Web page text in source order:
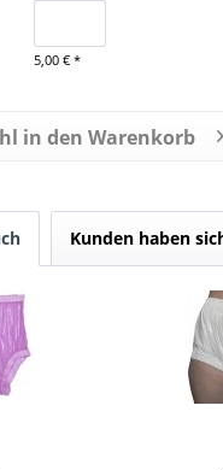
5,00 € *
in den Warenkorb
Kunden haben